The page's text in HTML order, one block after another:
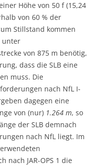
Höhe von 50 f (15,24
von 60 % der
Stillstand kommen
unter
von 875 m benötig,
dass die SLB eine
muss. Die
nach NfL I-
dagegen eine
von (nur) 1.264 m, so
der SLB demnach
nach NfL liegt. Im
nach JAR-OPS 1 die